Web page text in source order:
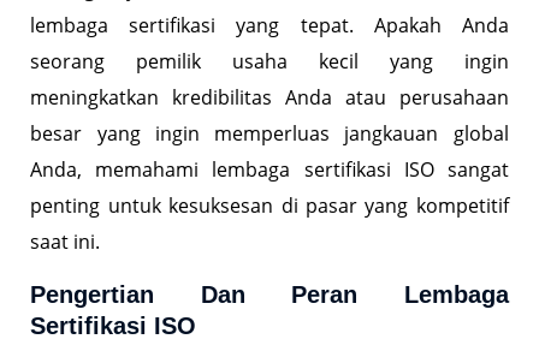
lembaga sertifikasi yang tepat. Apakah Anda
seorang pemilik usaha kecil yang ingin
meningkatkan kredibilitas Anda atau perusahaan
besar yang ingin memperluas jangkauan global
Anda, memahami lembaga sertifikasi ISO sangat
penting untuk kesuksesan di pasar yang kompetitif
saat ini.
Pengertian Dan Peran Lembaga
Sertifikasi ISO